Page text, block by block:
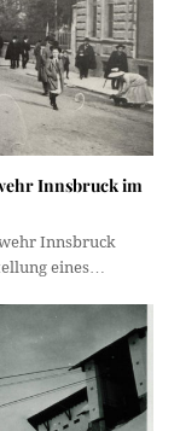
Innsbruck im
Innsbruck
eines…